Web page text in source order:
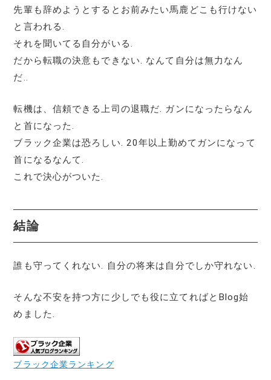
先輩も辞めようとするとお前みたい馬鹿どこも行けない
と言われる.
それを聞いてる自分がいる.
だから転職の決意もできない. なんて自分は無力なん
だ..
転機は、信頼できる上司の退職だ. ガンになったらなん
と首になった.
ブラック企業は恐ろしい. 20年以上勤めてガンになって
首になるなんて.
これで決心がついた.
結論
誰も守ってくれない. 自分の将来は自分でしか守れない.
そんな不安を持つ方に少しでも役に立てればとBlog始
めました.
ブラック企業ランキング